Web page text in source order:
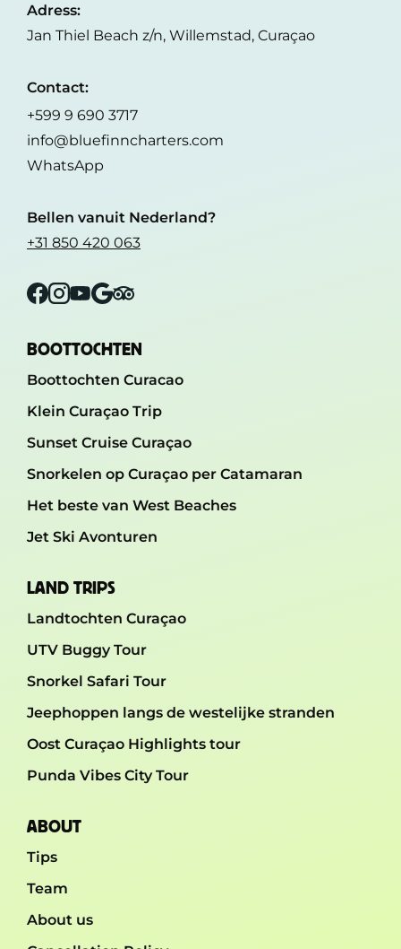
Adress:
Jan Thiel Beach z/n, Willemstad, Curaçao
Contact:
+599 9 690 3717
info@bluefinncharters.com
WhatsApp
Bellen vanuit Nederland?
+31 850 420 063
Facebook
Instagram
YouTube
GoogleTripadvisor
BOOTTOCHTEN
Boottochten Curacao
Klein Curaçao Trip
Sunset Cruise Curaçao
Snorkelen op Curaçao per Catamaran
Het beste van West Beaches
Jet Ski Avonturen
LAND TRIPS
Landtochten Curaçao
UTV Buggy Tour
Snorkel Safari Tour
Jeephoppen langs de westelijke stranden
Oost Curaçao Highlights tour
Punda Vibes City Tour
ABOUT
Tips
Team
About us